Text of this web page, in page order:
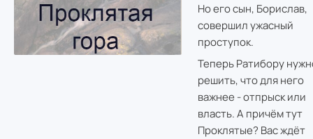
Но его сын, Борислав,
совершил ужасный
проступок.
Теперь Ратибору
решить, что для него
важнее - отпрыск или
власть. А причём тут
Проклятые? Вас ждёт